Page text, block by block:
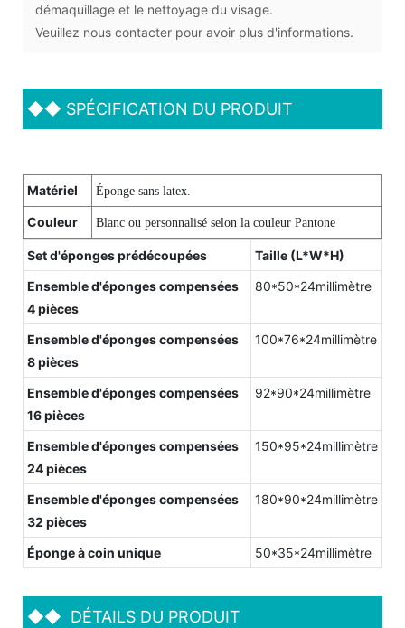
démaquillage et le nettoyage du visage.
Veuillez nous contacter pour avoir plus d'informations.
◆◆ SPÉCIFICATION DU PRODUIT
Matériel Éponge sans latex.
Couleur Blanc ou personnalisé selon la couleur Pantone
Set d'éponges prédécoupées
Taille (L*W*H)
Ensemble d'éponges compensées
4 pièces
80*50*24millimètre
Ensemble d'éponges compensées
8 pièces
100*76*24millimètre
Ensemble d'éponges compensées
16 pièces
92*90*24millimètre
Ensemble d'éponges compensées
24 pièces
150*95*24millimètre
Ensemble d'éponges compensées
32 pièces
180*90*24millimètre
Éponge à coin unique 50*35*24millimètre
◆◆ DÉTAILS DU PRODUIT